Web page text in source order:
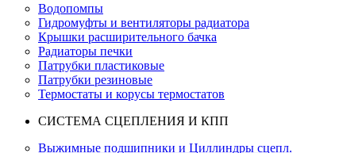
Водопомпы
Гидромуфты и вентиляторы радиатора
Крышки расширительного бачка
Радиаторы печки
Патрубки пластиковые
Патрубки резиновые
Термостаты и корусы термостатов
СИСТЕМА СЦЕПЛЕНИЯ И КПП
Выжимные подшипники и Циллиндры сцепл.